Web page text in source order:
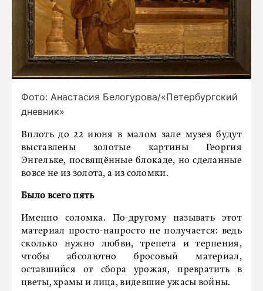
Фото: Анастасия Белогурова/«Петербургский
дневник»
Вплоть до 22 июня в малом зале музея будут
выставлены золотые картины Георгия
Энгельке, посвящённые блокаде, но сделанные
вовсе не из золота, а из соломки.
Было всего пять
Именно соломка. По-другому называть этот
материал просто-напросто не получается: ведь
сколько нужно любви, трепета и терпения,
чтобы абсолютно бросовый материал,
оставшийся от сбора урожая, превратить в
цветы, храмы и лица, видевшие ужасы войны.